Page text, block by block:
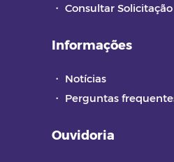
・ Consultar Solicitação
Informações
・ Notícias
・ Perguntas
Ouvidoria